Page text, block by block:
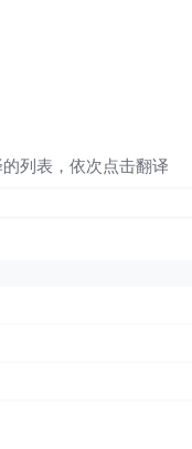
列表，依次点击翻译